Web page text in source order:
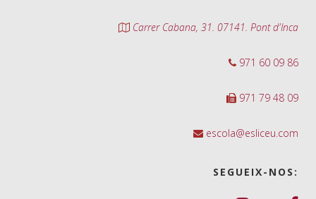
Carrer Cabana, 31. 07141. Pont d'Inca
971 60 09 86
971 79 48 09
escola@esliceu.com
SEGUEIX-NOS: